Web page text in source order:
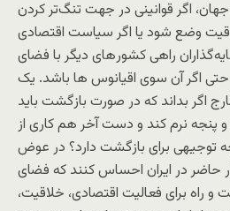
اگر قوانینی در جهت تنگ‌تر کردن
وضع شود یا اگر سیاست اقتصادی
راهی کشور‌های دیگر با فضای
اگر آن سوی اقیانوس ها باشد. یک
اگر بداند که در صورت بازگشت باید
پنجه نرم کند و دست آخر هم کاری از
برای بازگشت دارد؟ در عوض
حاضر در ایران احساس کنند که فضای
راه برای فعالیت اقتصادی، خلاقیت،